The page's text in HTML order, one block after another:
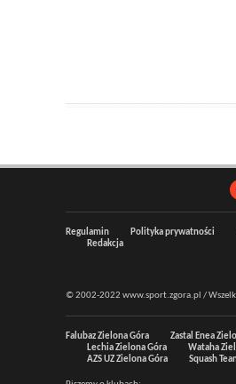
Regulamin Polityka prywatności
Redakcja
© 2002-2022 www.sport.zgora.pl /
Falubaz Zielona Góra
Zastal Enea
Lechia Zielona Góra
Wataha
AZS UZ Zielona Góra
Squash